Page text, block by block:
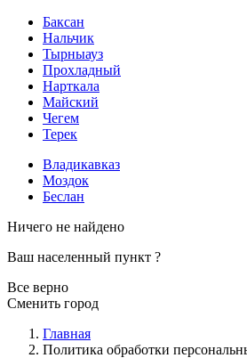
Баксан
Нальчик
Тырныауз
Прохладный
Нарткала
Майский
Чегем
Терек
Владикавказ
Моздок
Беслан
Ничего не найдено
Ваш населенный пункт ?
Все верно
Сменить город
Главная
Политика обработки